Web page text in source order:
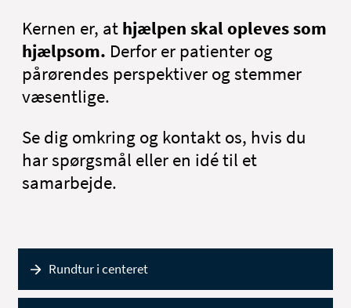
Kernen er, at hjælpen skal opleves som
hjælpsom. Derfor er patienter og
pårørendes perspektiver og stemmer
væsentlige.
Se dig omkring og kontakt os, hvis du
har spørgsmål eller en idé til et
samarbejde.
Rundtur i centeret